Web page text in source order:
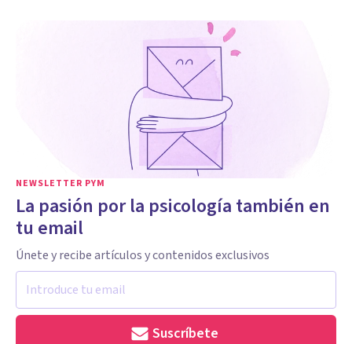
NEWSLETTER PYM
La pasión por la psicología también en
tu email
Únete y recibe artículos y contenidos exclusivos
Suscríbete